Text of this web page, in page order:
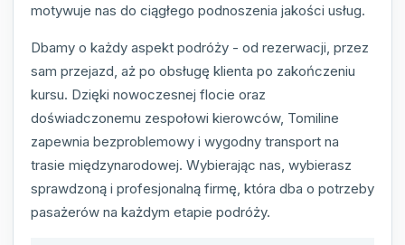
motywuje nas do ciągłego podnoszenia jakości usług.
Dbamy o każdy aspekt podróży - od rezerwacji, przez
sam przejazd, aż po obsługę klienta po zakończeniu
kursu. Dzięki nowoczesnej flocie oraz
doświadczonemu zespołowi kierowców, Tomiline
zapewnia bezproblemowy i wygodny transport na
trasie międzynarodowej. Wybierając nas, wybierasz
sprawdzoną i profesjonalną firmę, która dba o potrzeby
pasażerów na każdym etapie podróży.